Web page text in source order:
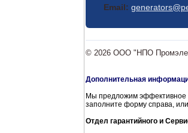
Email:
© 2026 ООО "НПО
Дополнительная
Мы предложим эффективное
заполните форму справа,
Отдел гарантийного и